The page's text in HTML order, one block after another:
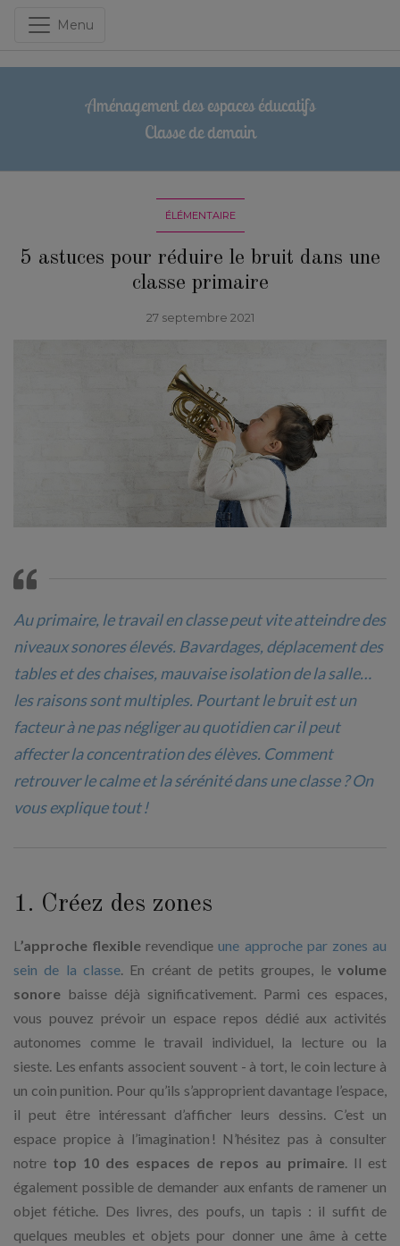
Menu
Aménagement des espaces éducatifs
Classe de demain
ÉLÉMENTAIRE
5 astuces pour réduire le bruit dans une
classe primaire
27 septembre 2021
Au primaire, le travail en classe peut vite atteindre des
niveaux sonores élevés. Bavardages, déplacement des
tables et des chaises, mauvaise isolation de la salle…
les raisons sont multiples. Pourtant le bruit est un
facteur à ne pas négliger au quotidien car il peut
affecter la concentration des élèves. Comment
retrouver le calme et la sérénité dans une classe ? On
vous explique tout !
1. Créez des zones
L ’approche flexible revendiqueune approche par zones au
sein de la classe. En créant de petits groupes, levolume
sonore baisse déjà significativement. Parmi ces espaces,
vous pouvez prévoir un espace repos dédié aux activités
autonomes comme le travail individuel, la lecture ou la
sieste. Les enfants associent souvent - à tort, le coin lecture à
un coin punition. Pour qu’ils s’approprient davantage l’espace,
il peut être intéressant d’afficher leurs dessins. C’est un
espace propice à l’imagination ! N’hésitez pas à consulter
notre top 10 des espaces de repos au primaire. Il est
également possible de demander aux enfants de ramener un
objet fétiche. Des livres, des poufs, un tapis : il suffit de
quelques meubles et objets pour donner une âme à cette